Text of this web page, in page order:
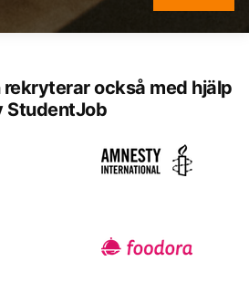
också med hjälp
StudentJob